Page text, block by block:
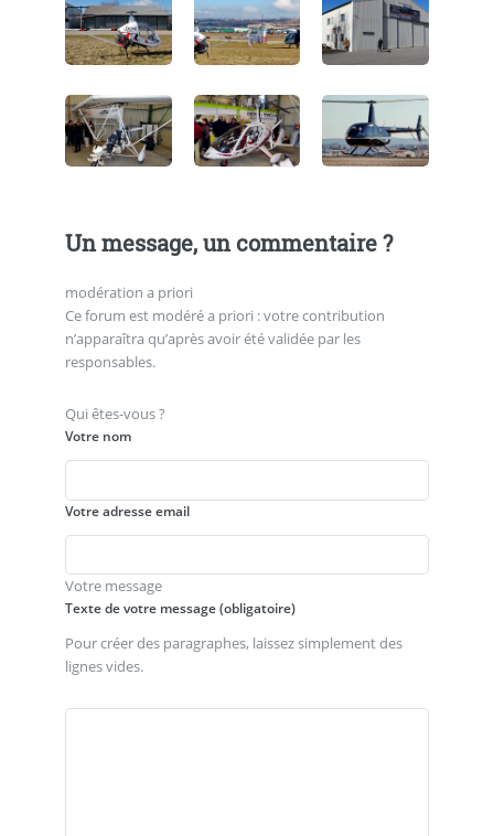
Un message, un commentaire ?
modération a priori
Ce forum est modéré a priori : votre contribution
n’apparaîtra qu’après avoir été validée par les
responsables.
Qui êtes-vous ?
Votre nom
Votre adresse email
Votre message
Texte de votre message (obligatoire)
Pour créer des paragraphes, laissez simplement des
lignes vides.